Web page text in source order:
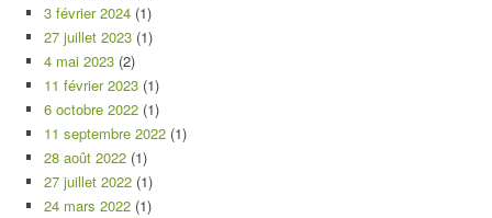
3 février 2024 (1)
27 juillet 2023 (1)
4 mai 2023 (2)
11 février 2023 (1)
6 octobre 2022 (1)
11 septembre 2022 (1)
28 août 2022 (1)
27 juillet 2022 (1)
24 mars 2022 (1)